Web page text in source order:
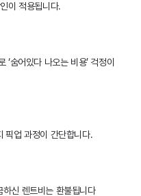
이 적용됩니다.
숨어있다 나오는 비용’ 걱정이
픽업 과정이 간단합니다.
신 렌트비는 환불됩니다